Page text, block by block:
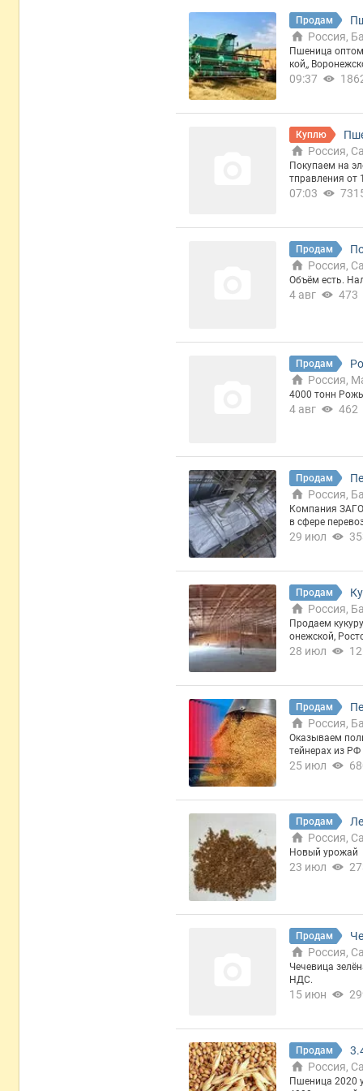
Продам
Россия,
Пшеница оптом
кой,,
ормами с
09:37
Куплю
Россия,
Покупаем на
тправления от
07:03
Продам
Россия,
Объём есть.
4 авг 473
Продам
Россия,
4000 тонн
4 авг 462
Продам
Россия,
Компания
в сфере
особых
ринимаются к
и, с указанием
29 июл
Продам
Россия,
Продаем
онежской,
е с НДС. Все
28 июл
Продам
Россия,
Оказываем
тейнерах из
в.
25 июл
Продам
Россия,
Новый урожай
23 июл
Продам
Россия,
Чечевица
НДС.
15 июн
Продам
Россия,
Пшеница 2020